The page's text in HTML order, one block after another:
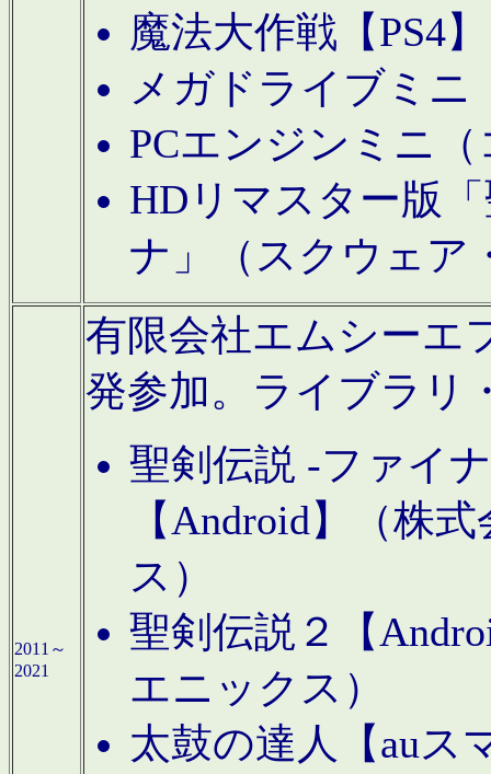
魔法大作戦【PS4
メガドライブミニ
PCエンジンミニ
HDリマスター版
ナ」（スクウェア
2011～
2021
有限会社エムシーエ
発参加。ライブラリ
聖剣伝説 -ファイ
【Android】（株
ス）
聖剣伝説２【
エニックス）
太鼓の達人【auス